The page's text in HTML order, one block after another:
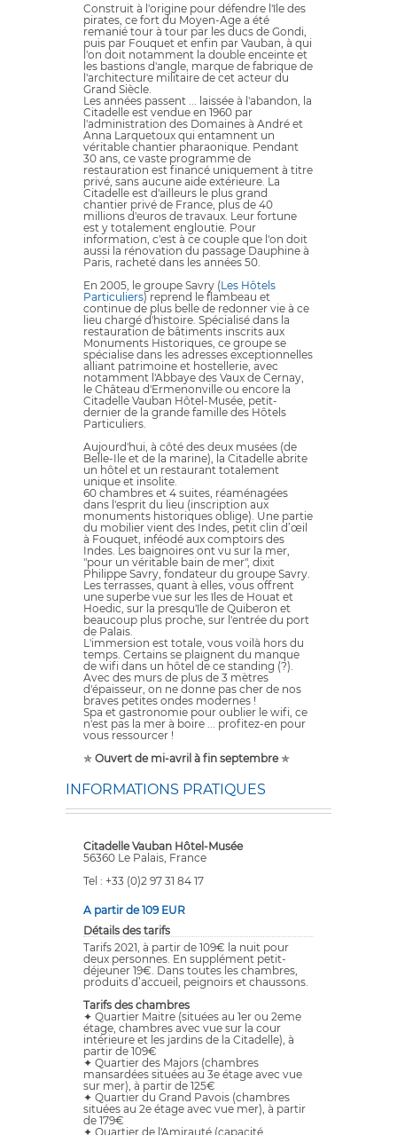
Construit à l'origine pour défendre l'île des
pirates, ce fort du Moyen-Age a été
remanié tour à tour par les ducs de Gondi,
puis par Fouquet et enfin par Vauban, à qui
l'on doit notamment la double enceinte et
les bastions d'angle, marque de fabrique de
l'architecture militaire de cet acteur du
Grand Siècle.
Les années passent ... laissée à l'abandon, la
Citadelle est vendue en 1960 par
l'administration des Domaines à André et
Anna Larquetoux qui entamnent un
véritable chantier pharaonique. Pendant
30 ans, ce vaste programme de
restauration est financé uniquement à titre
privé, sans aucune aide extérieure. La
Citadelle est d'ailleurs le plus grand
chantier privé de France, plus de 40
millions d'euros de travaux. Leur fortune
est y totalement engloutie. Pour
information, c'est à ce couple que l'on doit
aussi la rénovation du passage Dauphine à
Paris, racheté dans les années 50.
En 2005, le groupe Savry (Les Hôtels
Particuliers) reprend le flambeau et
continue de plus belle de redonner vie à ce
lieu chargé d'histoire. Spécialisé dans la
restauration de bâtiments inscrits aux
Monuments Historiques, ce groupe se
spécialise dans les adresses exceptionnelles
alliant patrimoine et hostellerie, avec
notamment l'Abbaye des Vaux de Cernay,
le Château d'Ermenonville ou encore la
Citadelle Vauban Hôtel-Musée, petit-
dernier de la grande famille des Hôtels
Particuliers.
Aujourd'hui, à côté des deux musées (de
Belle-Ile et de la marine), la Citadelle abrite
un hôtel et un restaurant totalement
unique et insolite.
60 chambres et 4 suites, réaménagées
dans l'esprit du lieu (inscription aux
monuments historiques oblige). Une partie
du mobilier vient des Indes, petit clin d’œil
à Fouquet, inféodé aux comptoirs des
Indes. Les baignoires ont vu sur la mer,
"pour un véritable bain de mer", dixit
Philippe Savry, fondateur du groupe Savry.
Les terrasses, quant à elles, vous offrent
une superbe vue sur les îles de Houat et
Hoedic, sur la presqu'île de Quiberon et
beaucoup plus proche, sur l'entrée du port
de Palais.
L'immersion est totale, vous voilà hors du
temps. Certains se plaignent du manque
de wifi dans un hôtel de ce standing (?).
Avec des murs de plus de 3 mètres
d'épaisseur, on ne donne pas cher de nos
braves petites ondes modernes !
Spa et gastronomie pour oublier le wifi, ce
n'est pas la mer à boire ... profitez-en pour
vous ressourcer !
✯ Ouvert de mi-avril à fin septembre✯
INFORMATIONS PRATIQUES
Citadelle Vauban Hôtel-Musée
56360 Le Palais, France
Tel : +33 (0)2 97 31 84 17
A partir de 109 EUR
Détails des tarifs
Tarifs 2021, à partir de 109€ la nuit pour
deux personnes. En supplément petit-
déjeuner 19€. Dans toutes les chambres,
produits d’accueil, peignoirs et chaussons.
Tarifs des chambres
✦ Quartier Maitre (situées au 1er ou 2eme
étage, chambres avec vue sur la cour
intérieure et les jardins de la Citadelle), à
partir de 109€
✦ Quartier des Majors (chambres
mansardées situées au 3e étage avec vue
sur mer), à partir de 125€
✦ Quartier du Grand Pavois (chambres
situées au 2e étage avec vue mer), à partir
de 179€
✦ Quartier de l'Amirauté (capacité